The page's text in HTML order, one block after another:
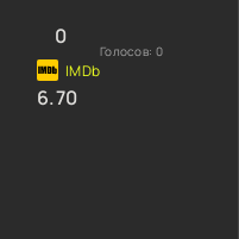
0
Голосов: 0
6.70